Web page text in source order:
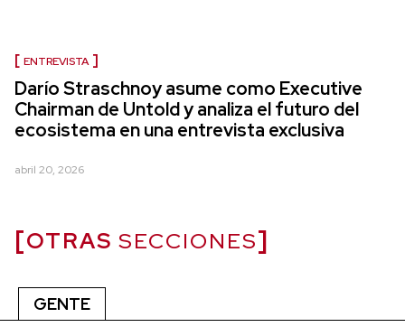
ENTREVISTA
Darío Straschnoy asume como Executive
Chairman de Untold y analiza el futuro del
ecosistema en una entrevista exclusiva
abril 20, 2026
OTRAS SECCIONES
GENTE